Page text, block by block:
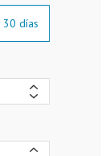
30 días